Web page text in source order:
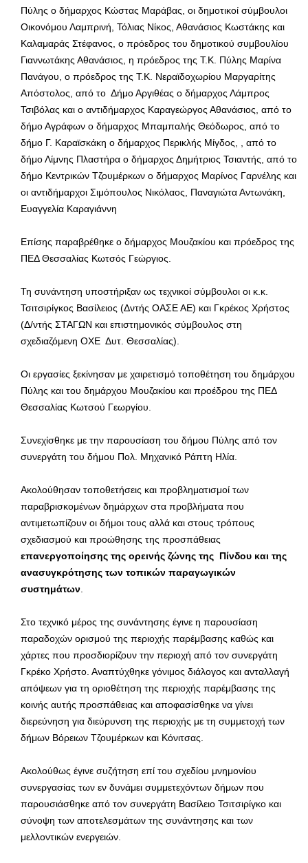
Πύλης ο δήμαρχος Κώστας Μαράβας, οι δημοτικοί σύμβουλοι
Οικονόμου Λαμπρινή, Τόλιας Νίκος, Αθανάσιος Κωστάκης και
Καλαμαράς Στέφανος, ο πρόεδρος του δημοτικού συμβουλίου
Γιαννωτάκης Αθανάσιος, η πρόεδρος της Τ.Κ. Πύλης Μαρίνα
Πανάγου, ο πρόεδρος της Τ.Κ. Νεραϊδοχωρίου Μαργαρίτης
Απόστολος, από το Δήμο Αργιθέας ο δήμαρχος Λάμπρος
Τσιβόλας και ο αντιδήμαρχος Καραγεώργος Αθανάσιος, από το
δήμο Αγράφων ο δήμαρχος Μπαμπαλής Θεόδωρος, από το
δήμο Γ. Καραϊσκάκη ο δήμαρχος Περικλής Μίγδος, , από το
δήμο Λίμνης Πλαστήρα ο δήμαρχος Δημήτριος Τσιαντής, από το
δήμο Κεντρικών Τζουμέρκων ο δήμαρχος Μαρίνος Γαρνέλης και
οι αντιδήμαρχοι Σιμόπουλος Νικόλαος, Παναγιώτα Αντωνάκη,
Ευαγγελία Καραγιάννη
Επίσης παραβρέθηκε ο δήμαρχος Μουζακίου και πρόεδρος της
ΠΕΔ Θεσσαλίας Κωτσός Γεώργιος.
Τη συνάντηση υποστήριξαν ως τεχνικοί σύμβουλοι οι κ.κ.
Τσιτσιρίγκος Βασίλειος (Δντής ΟΑΣΕ ΑΕ) και Γκρέκος Χρήστος
(Δ/ντής ΣΤΑΓΩΝ και επιστημονικός σύμβουλος στη
σχεδιαζόμενη ΟΧΕ Δυτ. Θεσσαλίας).
Οι εργασίες ξεκίνησαν με χαιρετισμό τοποθέτηση του δημάρχου
Πύλης και του δημάρχου Μουζακίου και προέδρου της ΠΕΔ
Θεσσαλίας Κωτσού Γεωργίου.
Συνεχίσθηκε με την παρουσίαση του δήμου Πύλης από τον
συνεργάτη του δήμου Πολ. Μηχανικό Ράπτη Ηλία.
Ακολούθησαν τοποθετήσεις και προβληματισμοί των
παραβρισκομένων δημάρχων στα προβλήματα που
αντιμετωπίζουν οι δήμοι τους αλλά και στους τρόπους
σχεδιασμού και προώθησης της προσπάθειας
επανεργοποίησης της ορεινής ζώνης της Πίνδου και της
ανασυγκρότησης των τοπικών παραγωγικών
συστημάτων
Στο τεχνικό μέρος της συνάντησης έγινε η παρουσίαση
παραδοχών ορισμού της περιοχής παρέμβασης καθώς και
χάρτες που προσδιορίζουν την περιοχή από τον συνεργάτη
Γκρέκο Χρήστο. Αναπτύχθηκε γόνιμος διάλογος και ανταλλαγή
απόψεων για τη οριοθέτηση της περιοχής παρέμβασης της
κοινής αυτής προσπάθειας και αποφασίσθηκε να γίνει
διερεύνηση για διεύρυνση της περιοχής με τη συμμετοχή των
δήμων Βόρειων Τζουμέρκων και Κόνιτσας.
Ακολούθως έγινε συζήτηση επί του σχεδίου μνημονίου
συνεργασίας των εν δυνάμει συμμετεχόντων δήμων που
παρουσιάσθηκε από τον συνεργάτη Βασίλειο Τσιτσιρίγκο και
σύνοψη των αποτελεσμάτων της συνάντησης και των
μελλοντικών ενεργειών.